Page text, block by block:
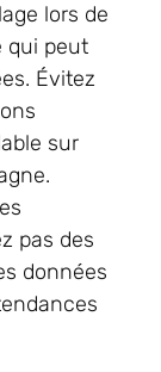
lors de
qui peut
Évitez
sur
pas des
données